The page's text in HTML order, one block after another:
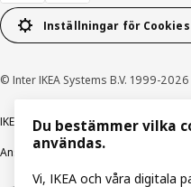
Inställningar för Cookies
© Inter IKEA Systems B.V. 1999-2026
IKEA Family integritetspolicy
Ansvarsfullt avslöjandepolicy
Du bestämmer vilka
användas.
Vi, IKEA och våra digitala